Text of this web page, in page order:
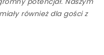
również dla gości z